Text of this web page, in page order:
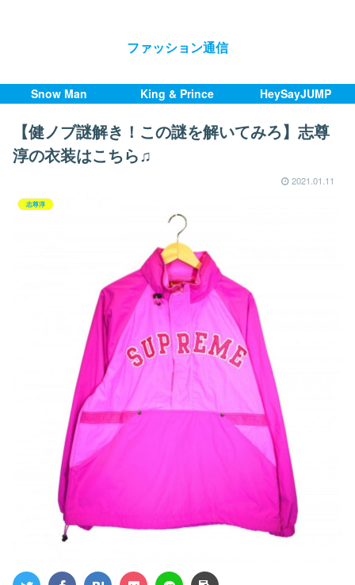
ファッション通信
Snow Man King & Prince HeySayJUMP
【健ノブ謎解き！この謎を解いてみろ】志尊
淳の衣装はこちら♫
2021.01.11
志尊淳